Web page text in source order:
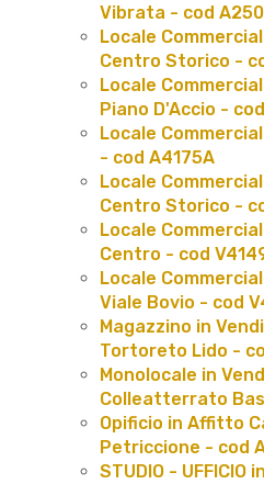
Vibrata - cod
Locale
Centro Storico -
Locale
Piano D'Accio -
Locale
- cod A4175A
Locale
Centro Storico -
Locale
Centro - cod
Locale
Viale Bovio - cod
Magazzino in
Tortoreto Lido -
Monolocale in
Colleatterrato
Opificio in Affitto
Petriccione - cod
STUDIO -